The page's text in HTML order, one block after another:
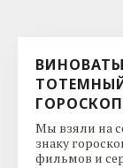
Мы взяли на
знаку
фильмов и